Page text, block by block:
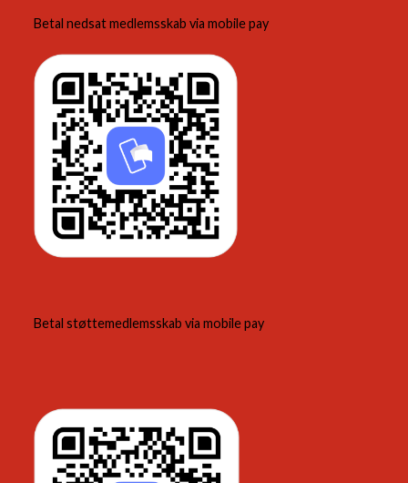
Betal nedsat medlemsskab via mobile pay
Betal støttemedlemsskab via mobile pay